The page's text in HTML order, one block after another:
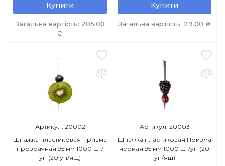
Купити
Загальна вартість: 205.00
₴
Купити
Загальна вартість: 29.00 ₴
Артикул: 20002
Шпажка пластиковая Призма
прозрачная 95 мм 1000 шт/
уп (20 уп/ящ)
Артикул: 20003
Шпажка пластиковая Призма
черная 95 мм 1000 шт/уп (20
уп/ящ)